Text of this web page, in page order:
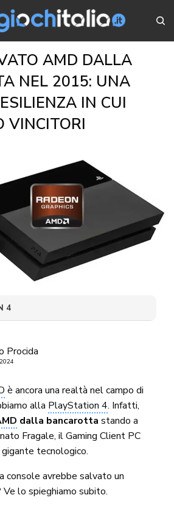
AMD DALLA
NEL 2015: UNA
IN CUI
VINCITORI
4
Procida
è ancora una realtà nel campo di
alla PlayStation 4. Infatti,
dalla bancarotta stando a
Fragale, il Gaming Client PC
tecnologico.
console avrebbe salvato un
lo spieghiamo subito.